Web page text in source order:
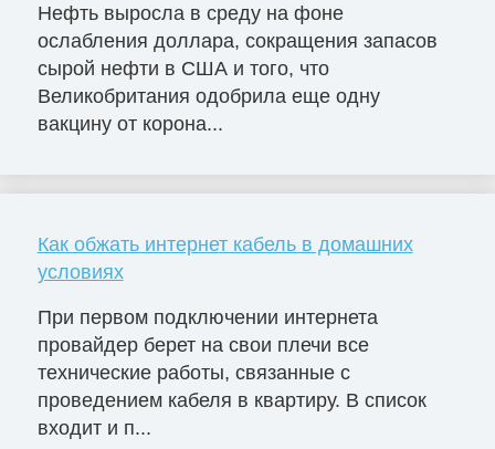
Нефть выросла в среду на фоне
ослабления доллара, сокращения запасов
сырой нефти в США и того, что
Великобритания одобрила еще одну
вакцину от корона...
Как обжать интернет кабель в домашних
условиях
При первом подключении интернета
провайдер берет на свои плечи все
технические работы, связанные с
проведением кабеля в квартиру. В список
входит и п...